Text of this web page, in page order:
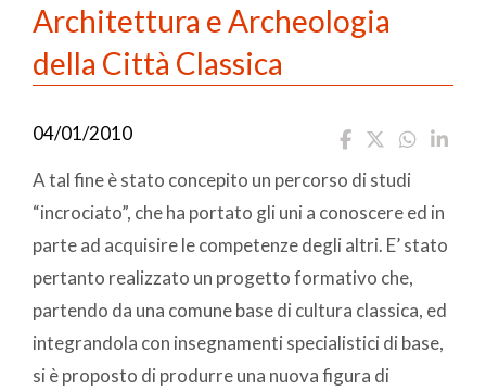
Architettura e Archeologia
della Città Classica
04/01/2010
A tal fine è stato concepito un percorso di studi
“incrociato”, che ha portato gli uni a conoscere ed in
parte ad acquisire le competenze degli altri. E’ stato
pertanto realizzato un progetto formativo che,
partendo da una comune base di cultura classica, ed
integrandola con insegnamenti specialistici di base,
si è proposto di produrre una nuova figura di